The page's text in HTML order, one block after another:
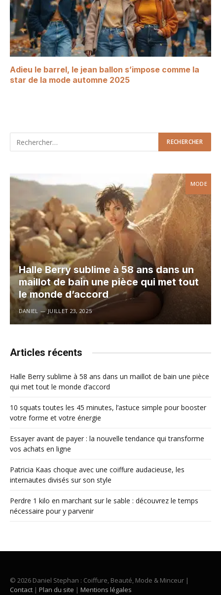
Adieu le barrel, le jean ballon s’impose comme la
star de la mode automne 2025
MODE
Halle Berry sublime à 58 ans dans un
maillot de bain une pièce qui met tout
le monde d’accord
DANIEL JUILLET 23, 2025
Articles récents
Halle Berry sublime à 58 ans dans un maillot de bain une pièce
qui met tout le monde d’accord
10 squats toutes les 45 minutes, l’astuce simple pour booster
votre forme et votre énergie
Essayer avant de payer : la nouvelle tendance qui transforme
vos achats en ligne
Patricia Kaas choque avec une coiffure audacieuse, les
internautes divisés sur son style
Perdre 1 kilo en marchant sur le sable : découvrez le temps
nécessaire pour y parvenir
© 2026 Daniel Stephan : Coiffure, Beauté, Mode & Minceur |
Contact | Plan du site | Mentions légales